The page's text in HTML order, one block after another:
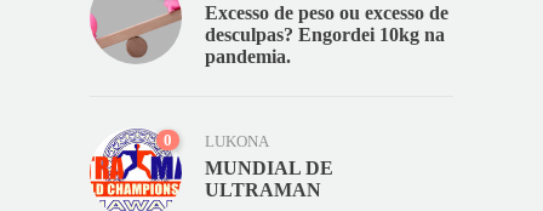
Excesso de peso ou excesso de
desculpas? Engordei 10kg na
pandemia.
0 LUKONA
MUNDIAL DE
ULTRAMAN